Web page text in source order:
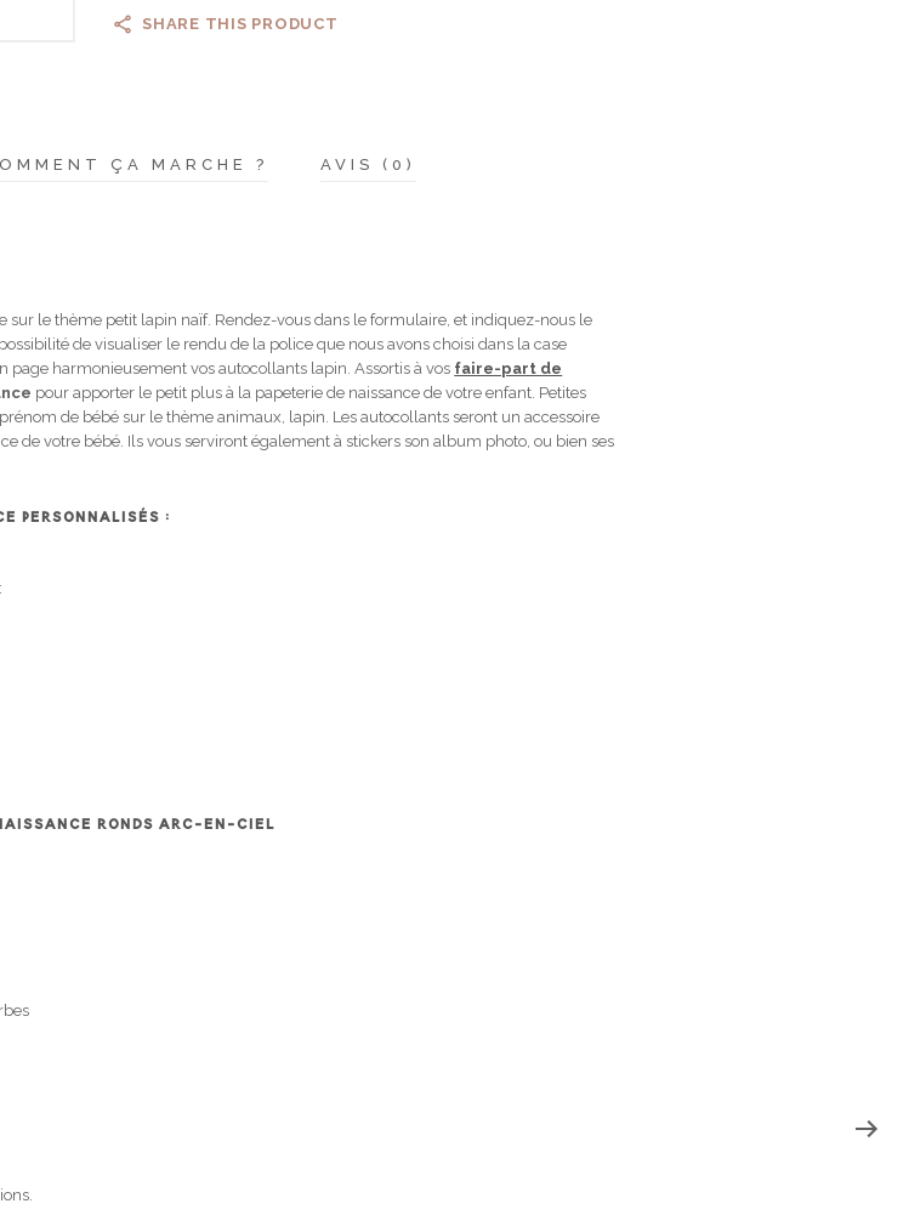
SHARE THIS PRODUCT
ÇA MARCHE ? AVIS (0)
sur le thème petit lapin naïf. Rendez-vous dans le formulaire, et indiquez-nous le
de visualiser le rendu de la police que nous avons choisi dans la case
page harmonieusement vos autocollants lapin. Assortis à vos faire-part de
pour apporter le petit plus à la papeterie de naissance de votre enfant. Petites
de bébé sur le thème animaux, lapin. Les autocollants seront un accessoire
de votre bébé. Ils vous serviront également à stickers son album photo, ou bien ses
PERSONNALISÉS :
RONDS ARC-EN-CIEL